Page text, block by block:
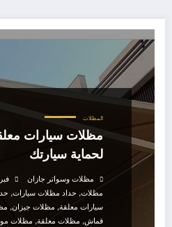
المظلات
مظلات سيارات
لحماية سيارتك
مظلات وسواتر جازان فبراير
مظلات, حداد مظلات سيارات,
سيارات معلقة, مظلات جيزان,
قماش, مظلات معلقة, مظلات